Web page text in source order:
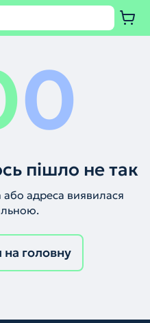
0
пішло не так
адреса виявилася
головну